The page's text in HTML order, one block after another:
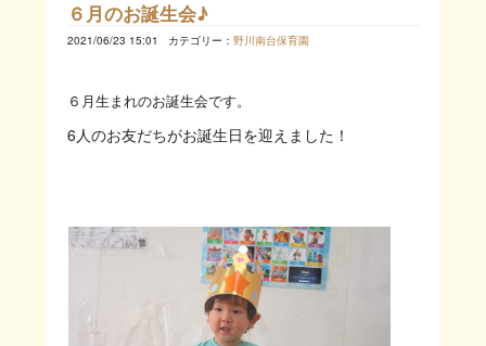
６月のお誕生会♪
2021/06/23 15:01 カテゴリー： 野川南台保育園
６月生まれのお誕生会です。
6人のお友だちがお誕生日を迎えました！